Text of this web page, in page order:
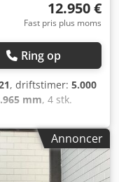
12.950 €
Fast pris plus moms
Ring op
, driftstimer: 5.000
mm, 4 stk.
MX-X, til
– brugt:
ved egen
af alle 4 enheder:
og
Annoncer